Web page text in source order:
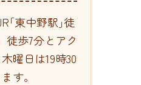
｢東中野駅｣徒
徒歩7分とアク
曜日は19時30
す。